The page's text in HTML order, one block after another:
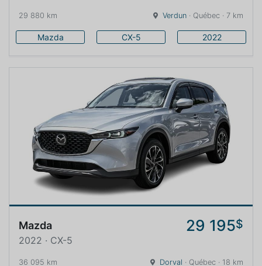
29 880 km Verdun · Québec · 7 km
Mazda CX-5 2022
Mazda 29 195$
2022 · CX-5
36 095 km Dorval · Québec · 18 km